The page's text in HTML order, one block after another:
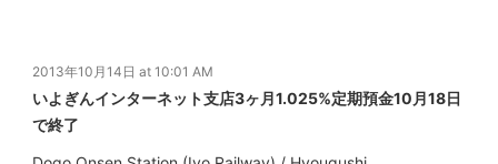
2013年10月14日 at 10:01 AM
いよぎんインターネット支店3ヶ月1.025%定期預金10月18日
で終了